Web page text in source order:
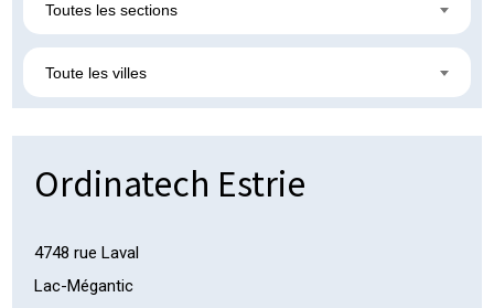
Toutes les sections
Toute les villes
Ordinatech Estrie
4748 rue Laval
Lac-Mégantic